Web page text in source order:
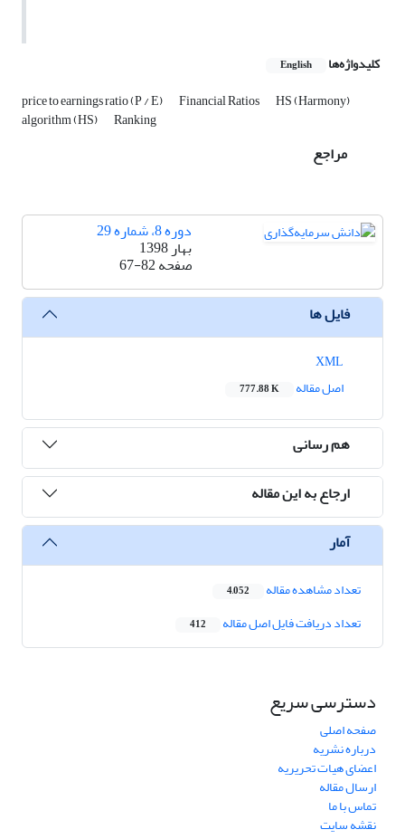
کلیدواژه‌ها English
price to earnings ratio (P / E) Financial Ratios HS (Harmony)
algorithm (HS) Ranking
مراجع
دوره 8، شماره 29
بهار 1398
صفحه67-82
فایل ها
اصل مقاله
777.88 K
هم رسانی
ارجاع به این مقاله
آمار
تعداد مشاهده مقاله 4,052
تعداد دریافت فایل اصل مقاله 412
دسترسی سریع
صفحه اصلی
درباره نشریه
اعضای هیات تحریریه
ارسال مقاله
تماس با ما
نقشه سایت